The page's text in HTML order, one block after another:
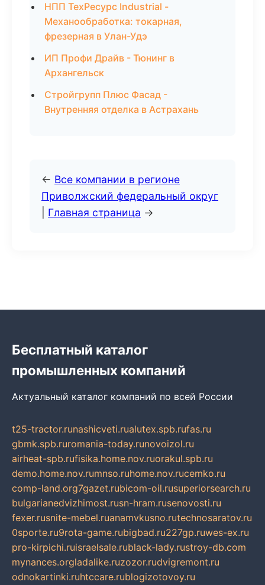
НПП ТехРесурс Industrial -
Механообработка: токарная,
фрезерная в Улан-Удэ
ИП Профи Драйв - Тюнинг в
Архангельск
Стройгрупп Плюс Фасад -
Внутренняя отделка в Астрахань
← Все компании в регионе
Приволжский федеральный округ
Главная страница →
Бесплатный каталог
промышленных компаний
Актуальный каталог компаний по всей России
t25-tractor.runashicveti.rualutex.spb.rufas.ru
gbmk.spb.ruromania-today.runovoizol.ru
airheat-spb.rufisika.home.nov.ruorakul.spb.ru
demo.home.nov.rumnso.ruhome.nov.rucemko.ru
comp-land.org7gazet.rubicom-oil.rusuperiorsearch.ru
bulgarianedvizhimost.rusn-hram.rusenovosti.ru
fexer.rusnite-mebel.ruanamvkusno.rutechnosaratov.ru
0sporte.ru9rota-game.rubigbad.ru227gp.ruwes-ex.ru
pro-kirpichi.ruisraelsale.rublack-lady.rustroy-db.com
mynances.orgladalike.ruzozor.rudvigremont.ru
odnokartinki.ruhtccare.rublogizotovoy.ru